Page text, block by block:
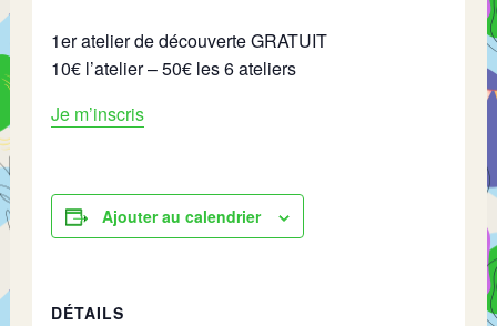
1er atelier de découverte GRATUIT
10€ l’atelier – 50€ les 6 ateliers
Je m’inscris
Ajouter au calendrier
DÉTAILS